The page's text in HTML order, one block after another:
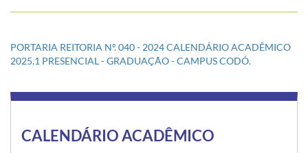
PORTARIA REITORIA Nº. 040 - 2024 CALENDÁRIO ACADÊMICO
2025.1 PRESENCIAL - GRADUAÇÃO - CAMPUS CODÓ.
CALENDÁRIO ACADÊMICO